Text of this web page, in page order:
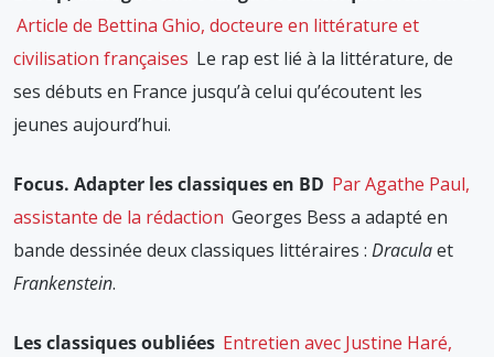
Article de Bettina Ghio, docteure en littérature et
civilisation françaises Le rap est lié à la littérature, de
ses débuts en France jusqu’à celui qu’écoutent les
jeunes aujourd’hui.
Focus. Adapter les classiques en BD Par Agathe Paul,
assistante de la rédaction Georges Bess a adapté en
bande dessinée deux classiques littéraires : Draculaet
Frankenstein.
Les classiques oubliées Entretien avec Justine Haré,